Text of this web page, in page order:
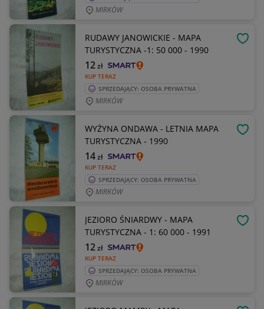
MIRKÓW
RUDAWY JANOWICKIE - MAPA
TURYSTYCZNA -1: 50 000 - 1990
KUP TERAZ
12zł
SPRZEDAJĄCY: OSOBA PRYWATNA
MIRKÓW
WYŻYNA ONDAWA - LETNIA MAPA
TURYSTYCZNA - 1990
KUP TERAZ
14zł
SPRZEDAJĄCY: OSOBA PRYWATNA
MIRKÓW
JEZIORO ŚNIARDWY - MAPA
TURYSTYCZNA - 1: 60 000 - 1991
KUP TERAZ
12zł
SPRZEDAJĄCY: OSOBA PRYWATNA
MIRKÓW